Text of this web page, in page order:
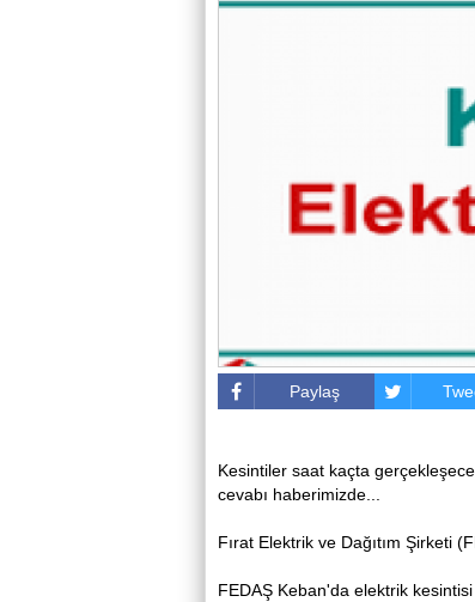
Paylaş
Kesintiler saat kaçta
cevabı haberimizde...
Fırat Elektrik ve Dağıtım Şirketi
FEDAŞ Keban'da elektrik